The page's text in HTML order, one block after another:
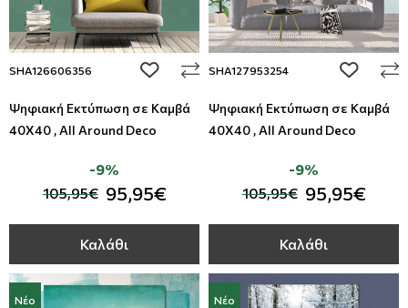
SHA126606356 add to wishlist
Ψηφιακή Εκτύπωση σε Καμβά
40Χ40 , All Around Deco
105,95€ 95,95€
-9%
Καλάθι
SHA127953254 add to
Ψηφιακή Εκτύπωση σε Καμβά
40Χ40 , All Around Deco
105,95€ 95,95€
-9%
Καλάθι
Νέο Νέο